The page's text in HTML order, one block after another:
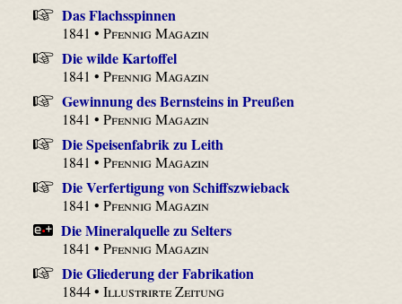
Das Flachsspinnen
1841 •Pfennig Magazin
Die wilde Kartoffel
1841 •Pfennig Magazin
Gewinnung des Bernsteins in Preußen
1841 •Pfennig Magazin
Die Speisenfabrik zu Leith
1841 •Pfennig Magazin
Die Verfertigung von Schiffszwieback
1841 •Pfennig Magazin
Die Mineralquelle zu Selters
1841 •Pfennig Magazin
Die Gliederung der Fabrikation
1844 •Illustrirte Zeitung